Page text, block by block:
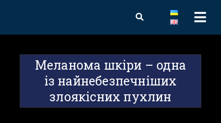
Меланома шкіри – одна
із найнебезпечніших
злоякісних пухлин